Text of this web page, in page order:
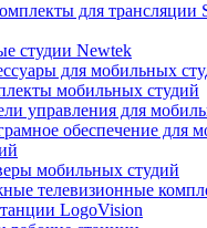
для трансляции
студии Newtek
для мобильных
мобильных студий
управления для
обеспечение для
мобильных студий
телевизионные
LogoVision